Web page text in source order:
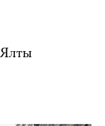
Ялты